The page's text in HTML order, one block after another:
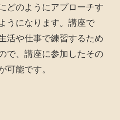
どのようにアプローチす
うになります。講座で
活や仕事で練習するため
で、講座に参加したその
可能です。